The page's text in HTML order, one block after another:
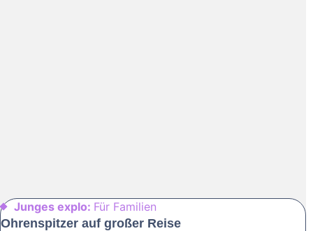
Junges explo: Für Familien
Ohrenspitzer auf großer Reise